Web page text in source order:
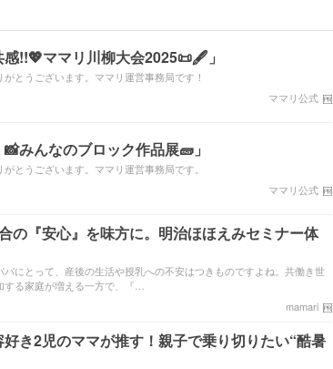
!!💖ママリ川柳大会2025📜🖋️」
とうございます。ママリ運営事務局です！
ママリ公式
みんなのブロック作品展🧱」
とうございます。ママリ運営事務局です。
ママリ公式
の『安心』を味方に。明治ほほえみセミナー体
パにとって、産後の生活や授乳への不安はつきものですよね。共働き世
る家庭が増える一方で、『…
mamari
好き2児のママが推す！親子で乗り切りたい“酷暑